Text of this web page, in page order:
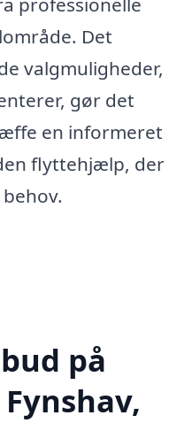
Det
valgmuligheder,
gør det
en informeret
flyttehjælp, der
på